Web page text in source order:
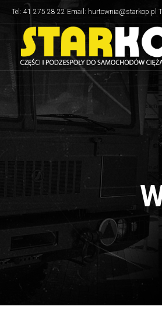
Tel: 41 275 28 22 Email: hurtownia@starkop.pl